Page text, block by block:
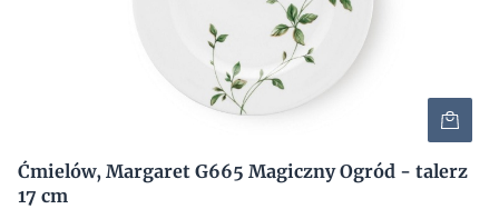
Ćmielów, Margaret G665 Magiczny Ogród - talerz
17 cm